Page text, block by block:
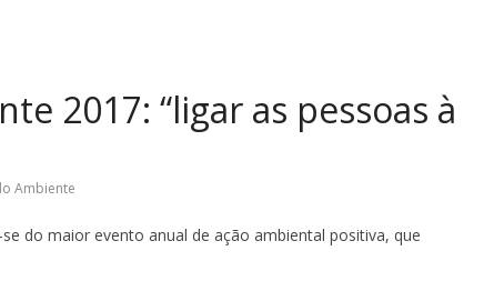
2017: “ligar as pessoas à
Ambiente
do maior evento anual de ação ambiental positiva, que